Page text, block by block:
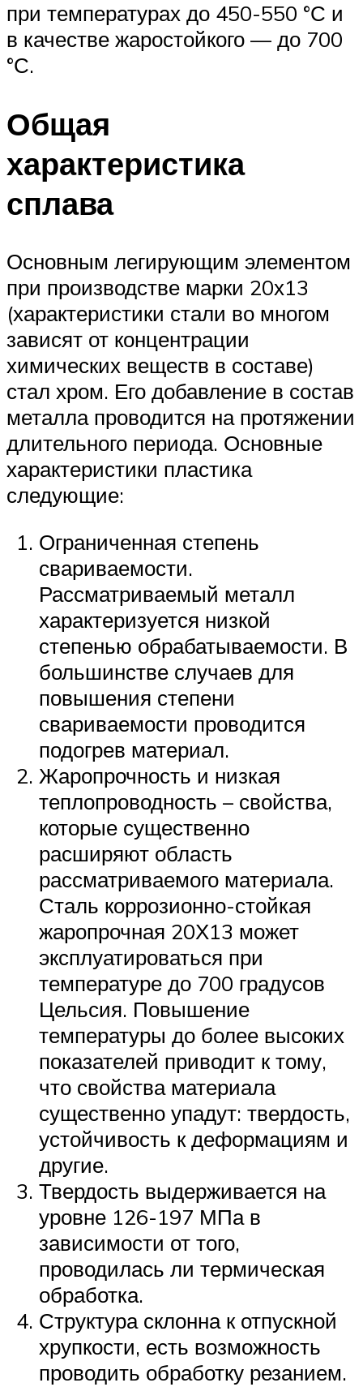
при температурах до 450-550 °С и
в качестве жаростойкого — до 700
°С.
Общая
характеристика
сплава
Основным легирующим элементом
при производстве марки 20х13
(характеристики стали во многом
зависят от концентрации
химических веществ в составе)
стал хром. Его добавление в состав
металла проводится на протяжении
длительного периода. Основные
характеристики пластика
следующие:
Ограниченная степень
свариваемости.
Рассматриваемый металл
характеризуется низкой
степенью обрабатываемости. В
большинстве случаев для
повышения степени
свариваемости проводится
подогрев материал.
Жаропрочность и низкая
теплопроводность – свойства,
которые существенно
расширяют область
рассматриваемого материала.
Сталь коррозионно-стойкая
жаропрочная 20Х13 может
эксплуатироваться при
температуре до 700 градусов
Цельсия. Повышение
температуры до более высоких
показателей приводит к тому,
что свойства материала
существенно упадут: твердость,
устойчивость к деформациям и
другие.
Твердость выдерживается на
уровне 126-197 МПа в
зависимости от того,
проводилась ли термическая
обработка.
Структура склонна к отпускной
хрупкости, есть возможность
проводить обработку резанием.